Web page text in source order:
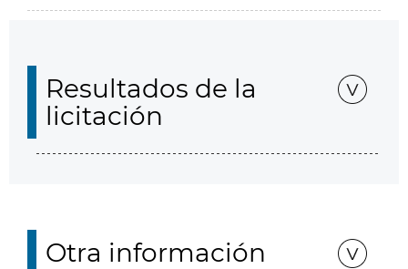
Resultados de la
licitación
Otra información